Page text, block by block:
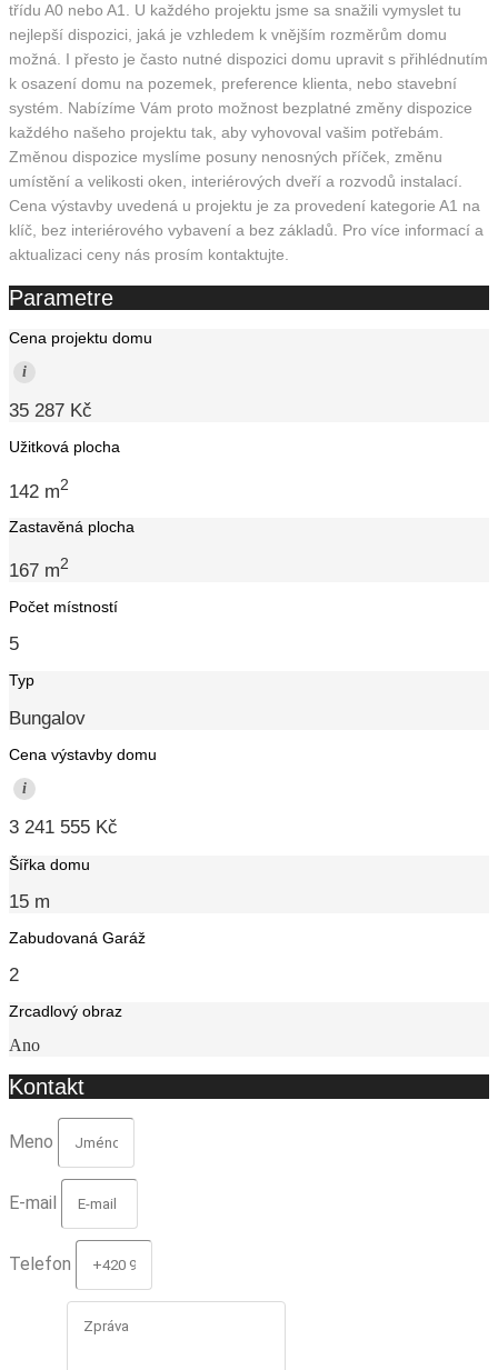
třídu A0 nebo A1. U každého projektu jsme sa snažili vymyslet tu
nejlepší dispozici, jaká je vzhledem k vnějším rozměrům domu
možná. I přesto je často nutné dispozici domu upravit s přihlédnutím
k osazení domu na pozemek, preference klienta, nebo stavební
systém. Nabízíme Vám proto možnost bezplatné změny dispozice
každého našeho projektu tak, aby vyhovoval vašim potřebám.
Změnou dispozice myslíme posuny nenosných příček, změnu
umístění a velikosti oken, interiérových dveří a rozvodů instalací.
Cena výstavby uvedená u projektu je za provedení kategorie A1 na
klíč, bez interiérového vybavení a bez základů. Pro více informací a
aktualizaci ceny nás prosím kontaktujte.
Parametre
Cena projektu domu
i
35 287 Kč
Užitková plocha
142 m2
Zastavěná plocha
167 m2
Počet místností
5
Typ
Bungalov
Cena výstavby domu
i
3 241 555 Kč
Šířka domu
15 m
Zabudovaná Garáž
2
Zrcadlový obraz
Ano
Kontakt
Meno
E-mail
Telefon